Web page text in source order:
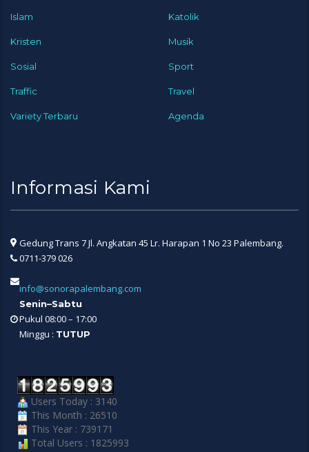
Islam Katolik
Kristen Musik
Sosial Sport
Traffic Travel
Variety Terbaru Agenda
Informasi Kami
Gedung Trans 7 Jl. Angkatan 45 Lr. Harapan 1 No 23 Palembang.
0711-379 026
info@sonorapalembang.com
Senin–Sabtu
Pukul 08:00 – 17:00
Minggu : TUTUP
Users Today : 3140
This Month : 26510
This Year : 739171
Total Users : 1825993